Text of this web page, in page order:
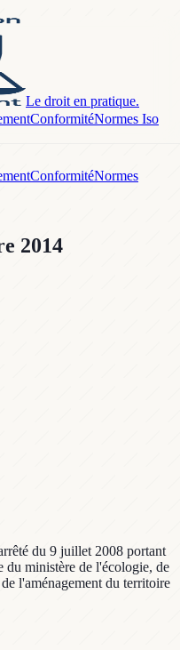
Le droit en pratique.
ConformitéNormes Iso
ConformitéNormes
2014
du 9 juillet 2008 portant
du ministère de l'écologie, de
l'aménagement du territoire